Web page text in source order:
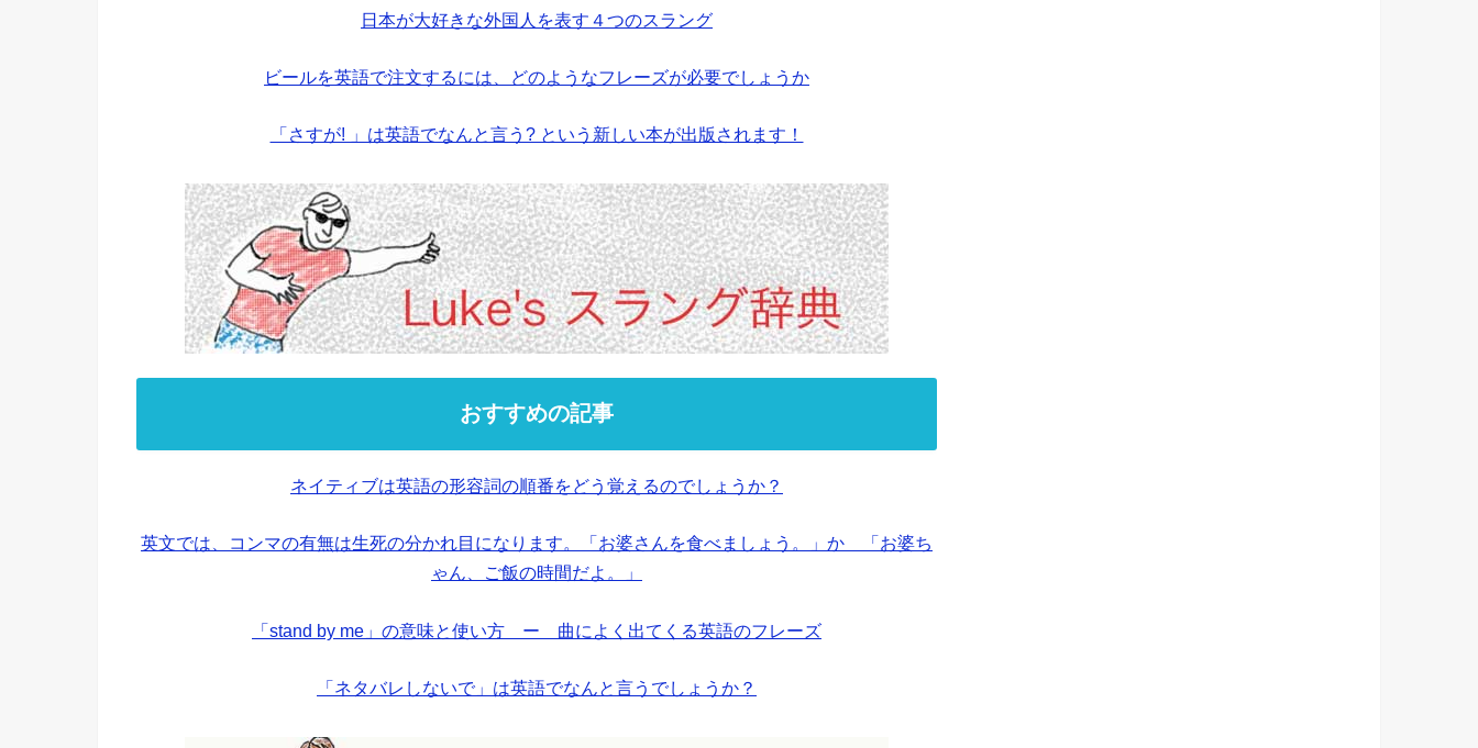
日本が大好きな外国人を表す４つのスラング
ビールを英語で注文するには、どのようなフレーズが必要でしょうか
「さすが! 」は英語でなんと言う? という新しい本が出版されます！
おすすめの記事
ネイティブは英語の形容詞の順番をどう覚えるのでしょうか？
英文では、コンマの有無は生死の分かれ目になります。「お婆さんを食べましょう。」か 「お婆ち
ゃん、ご飯の時間だよ。」
「stand by me」の意味と使い方 ー 曲によく出てくる英語のフレーズ
「ネタバレしないで」は英語でなんと言うでしょうか？